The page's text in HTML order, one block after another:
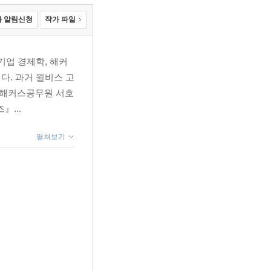
알림신청 작가 파일
업 경제학, 해커
. 과거 윌비스 고
커스공무원 서호
』...
펼쳐보기